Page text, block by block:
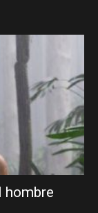
hombre